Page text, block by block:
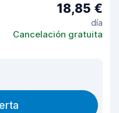
18,85 €
día
Cancelación gratuita